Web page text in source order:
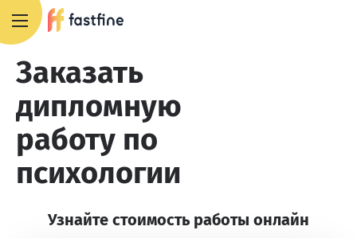
Заказать
дипломную
работу по
психологии
Узнайте стоимость работы онлайн